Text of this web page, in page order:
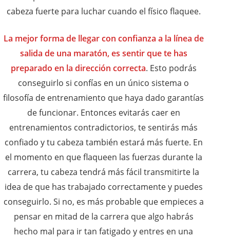
cabeza fuerte para luchar cuando el físico flaquee.
La mejor forma de llegar con confianza a la línea de
salida de una maratón, es sentir que te has
preparado en la dirección correcta. Esto podrás
conseguirlo si confías en un único sistema o
filosofía de entrenamiento que haya dado garantías
de funcionar. Entonces evitarás caer en
entrenamientos contradictorios, te sentirás más
confiado y tu cabeza también estará más fuerte. En
el momento en que flaqueen las fuerzas durante la
carrera, tu cabeza tendrá más fácil transmitirte la
idea de que has trabajado correctamente y puedes
conseguirlo. Si no, es más probable que empieces a
pensar en mitad de la carrera que algo habrás
hecho mal para ir tan fatigado y entres en una